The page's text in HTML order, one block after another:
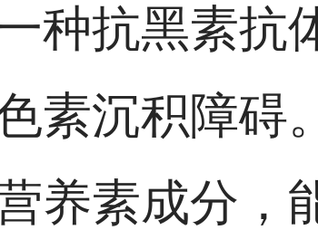
种抗黑素抗
素沉积障碍
养素成分，